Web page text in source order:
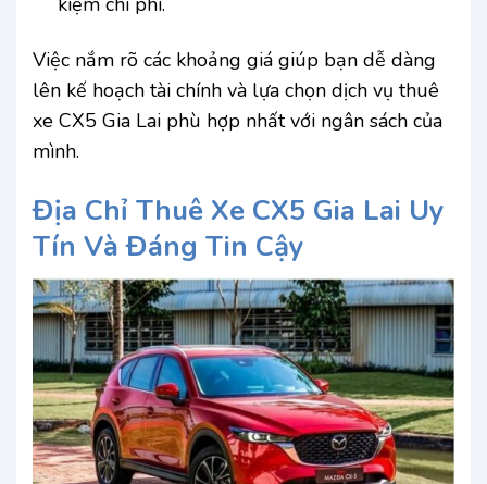
Việc nắm rõ các khoảng giá giúp bạn dễ dàng
lên kế hoạch tài chính và lựa chọn dịch vụ thuê
xe CX5 Gia Lai phù hợp nhất với ngân sách của
mình.
Địa Chỉ Thuê Xe CX5 Gia Lai Uy
Tín Và Đáng Tin Cậy